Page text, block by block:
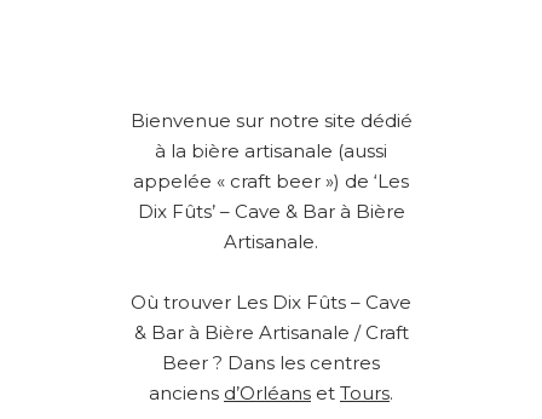
Bienvenue sur notre site dédié
à la bière artisanale (aussi
appelée « craft beer ») de ‘Les
Dix Fûts’ – Cave & Bar à Bière
Artisanale.
Où trouver Les Dix Fûts – Cave
& Bar à Bière Artisanale / Craft
Beer ? Dans les centres
anciens d’Orléans et Tours.